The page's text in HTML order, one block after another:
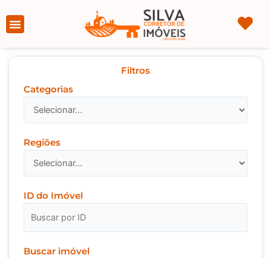
para
conteúdo
Filtros
Categorias
Regiões
ID do Imóvel
Buscar imóvel